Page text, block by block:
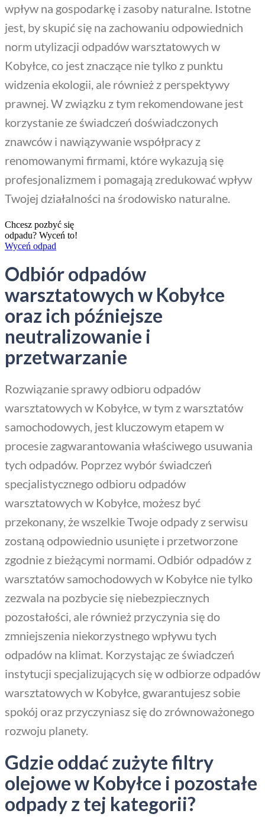
wpływ na gospodarkę i zasoby naturalne. Istotne
jest, by skupić się na zachowaniu odpowiednich
norm utylizacji odpadów warsztatowych w
Kobyłce, co jest znaczące nie tylko z punktu
widzenia ekologii, ale również z perspektywy
prawnej. W związku z tym rekomendowane jest
korzystanie ze świadczeń doświadczonych
znawców i nawiązywanie współpracy z
renomowanymi firmami, które wykazują się
profesjonalizmem i pomagają zredukować wpływ
Twojej działalności na środowisko naturalne.
Chcesz pozbyć się
odpadu? Wyceń to!
Wyceń odpad
Odbiór odpadów
warsztatowych w Kobyłce
oraz ich późniejsze
neutralizowanie i
przetwarzanie
Rozwiązanie sprawy odbioru odpadów
warsztatowych w Kobyłce, w tym z warsztatów
samochodowych, jest kluczowym etapem w
procesie zagwarantowania właściwego usuwania
tych odpadów. Poprzez wybór świadczeń
specjalistycznego odbioru odpadów
warsztatowych w Kobyłce, możesz być
przekonany, że wszelkie Twoje odpady z serwisu
zostaną odpowiednio usunięte i przetworzone
zgodnie z bieżącymi normami. Odbiór odpadów z
warsztatów samochodowych w Kobyłce nie tylko
zezwala na pozbycie się niebezpiecznych
pozostałości, ale również przyczynia się do
zmniejszenia niekorzystnego wpływu tych
odpadów na klimat. Korzystając ze świadczeń
instytucji specjalizujących się w odbiorze odpadów
warsztatowych w Kobyłce, gwarantujesz sobie
spokój oraz przyczyniasz się do zrównoważonego
rozwoju planety.
Gdzie oddać zużyte filtry
olejowe w Kobyłce i pozostałe
odpady z tej kategorii?